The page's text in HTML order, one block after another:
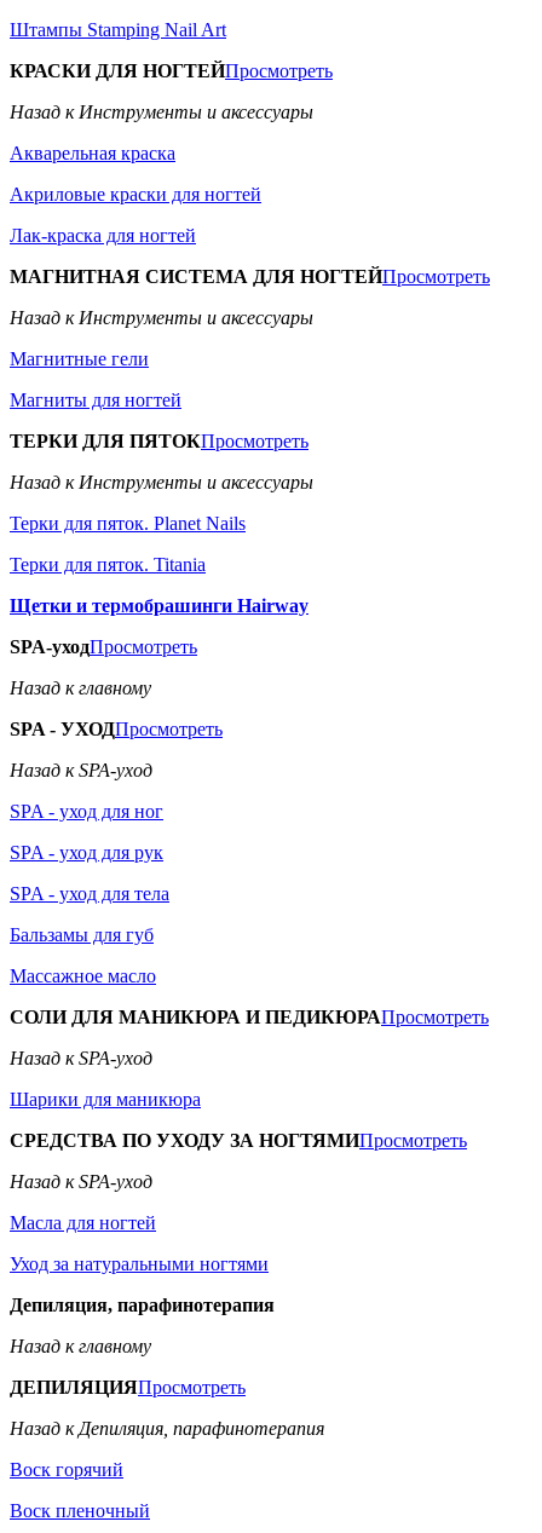
Штампы Stamping Nail Art
КРАСКИ ДЛЯ НОГТЕЙПросмотреть
Назад к Инструменты и аксессуары
Акварельная краска
Акриловые краски для ногтей
Лак-краска для ногтей
МАГНИТНАЯ СИСТЕМА ДЛЯ НОГТЕЙПросмотреть
Назад к Инструменты и аксессуары
Магнитные гели
Магниты для ногтей
ТЕРКИ ДЛЯ ПЯТОКПросмотреть
Назад к Инструменты и аксессуары
Терки для пяток. Planet Nails
Терки для пяток. Titania
Щетки и термобрашинги Hairway
SPA-уходПросмотреть
Назад к главному
SPA - УХОДПросмотреть
Назад к SPA-уход
SPA - уход для ног
SPA - уход для рук
SPA - уход для тела
Бальзамы для губ
Массажное масло
СОЛИ ДЛЯ МАНИКЮРА И ПЕДИКЮРАПросмотреть
Назад к SPA-уход
Шарики для маникюра
СРЕДСТВА ПО УХОДУ ЗА НОГТЯМИПросмотреть
Назад к SPA-уход
Масла для ногтей
Уход за натуральными ногтями
Депиляция, парафинотерапия
Назад к главному
ДЕПИЛЯЦИЯПросмотреть
Назад к Депиляция, парафинотерапия
Воск горячий
Воск пленочный